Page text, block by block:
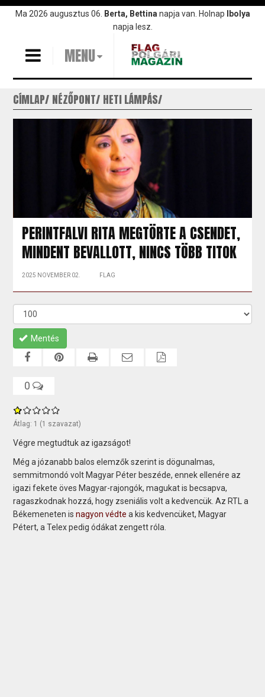
UgrásMa 2026 augusztus 06. Berta, Bettina napja van. Holnap
Ibolya
napja lesz.
MENU
CÍMLAP NÉZŐPONT HETI LÁMPÁS
PERINTFALVI RITA MEGTÖRTE A CSENDET,
MINDENT BEVALLOTT, NINCS TÖBB TITOK
2025 NOVEMBER 02. FLAG
Mentés
0
Átlag: 1 (1 szavazat)
Végre megtudtuk az igazságot!
Még a józanabb balos elemzők szerint is dögunalmas,
semmitmondó volt Magyar Péter beszéde, ennek ellenére az
igazi fekete öves Magyar-rajongók, magukat is becsapva,
ragaszkodnak hozzá, hogy zseniális volt a kedvencük. Az RTL a
Békemeneten isnagyon védte a kis kedvencüket, Magyar
Pétert, a Telex pedig ódákat zengett róla.